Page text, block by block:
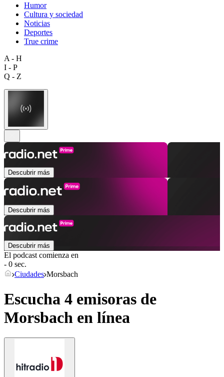
Humor
Cultura y sociedad
Noticias
Deportes
True crime
A - H
I - P
Q - Z
Descubrir más
Descubrir más
Descubrir más
El podcast comienza en
- 0 sec.
Ciudades Morsbach
Escucha 4 emisoras de
Morsbach en línea